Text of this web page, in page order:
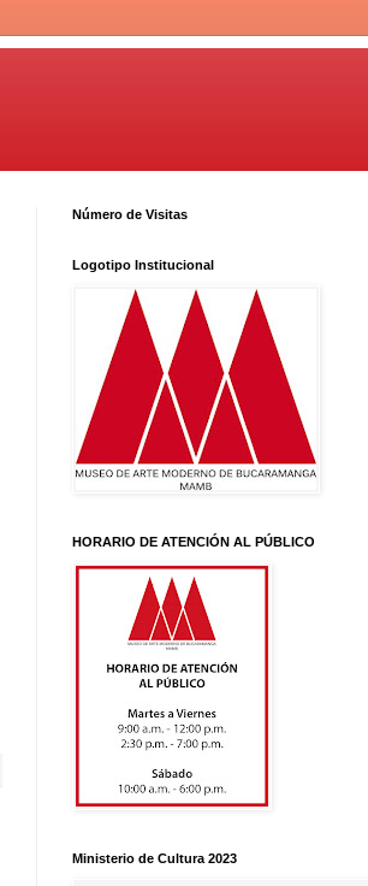
Número de Visitas
Logotipo Institucional
HORARIO DE ATENCIÓN AL PÚBLICO
Ministerio de Cultura 2023